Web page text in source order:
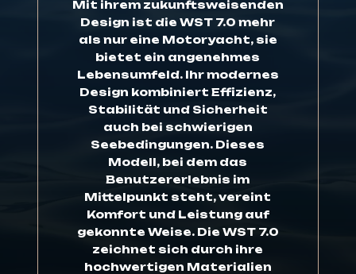
Mit ihrem zukunftsweisenden
Design ist die WST 7.0 mehr
als nur eine Motoryacht, sie
bietet ein angenehmes
Lebensumfeld. Ihrmodernes
Design kombiniert Effizienz,
Stabilität und Sicherheit
auch bei schwierigen
Seebedingungen. Dieses
Modell, bei dem das
Benutzererlebnis im
Mittelpunkt steht, vereint
Komfort und Leistung auf
gekonnte Weise. Die WST 7.0
zeichnet sich durch ihre
hochwertigen Materialien